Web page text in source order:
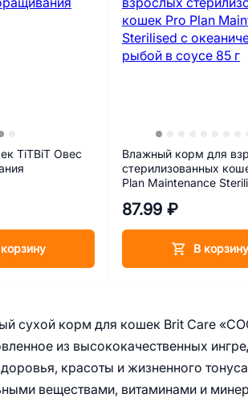
сухой корм для кошек Brit Care
из высококачественных
красоты и жизненного
веществами, витаминами и
TiTBiT Овес
Влажный корм для
стерилизованных
Plan Maintenance
85 г
87.99 ₽
В корзину